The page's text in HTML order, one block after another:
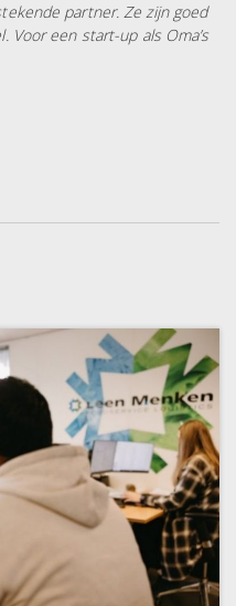
partner. Ze zijn goed
Voor een start-up als Oma’s